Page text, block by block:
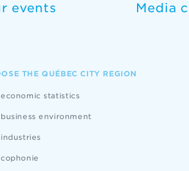
events Media
THE QUÉBEC CITY REGION
statistics
environment